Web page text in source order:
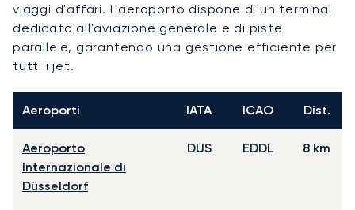
viaggi d'affari. L'aeroporto dispone di un terminal
dedicato all'aviazione generale e di piste
parallele, garantendo una gestione efficiente per
tutti i jet.
Aeroporti IATA ICAO Dist.
Aeroporto
Internazionale di
Düsseldorf
DUS EDDL 8 km